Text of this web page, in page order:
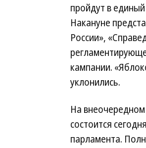
пройдут в
Накануне
России»,
кампании.
уклонились.
На
состоится
парламента.